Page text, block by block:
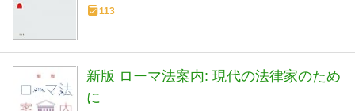
113
新版 ローマ法案内: 現代の法律家のため
に